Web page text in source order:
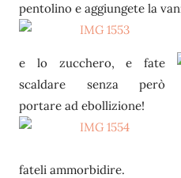
pentolino e aggiungete la
e lo zucchero, e fate
scaldare senza però
portare ad ebollizione!
fateli ammorbidire.